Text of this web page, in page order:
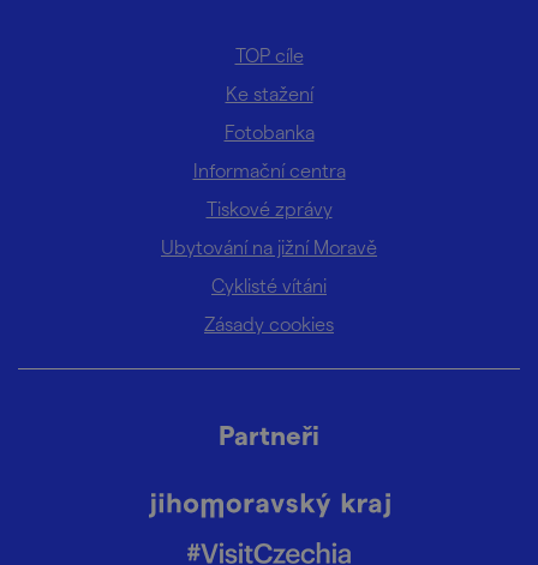
TOP cíle
Ke stažení
Fotobanka
Informační centra
Tiskové zprávy
Ubytování na jižní Moravě
Cyklisté vítáni
Zásady cookies
Partneři